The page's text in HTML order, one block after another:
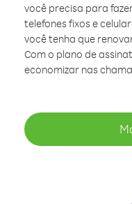
você precisa para
telefones fixos e
você tenha que
Com o plano de
economizar nas